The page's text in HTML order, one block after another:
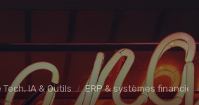
IA & Outils ERP & systèmes